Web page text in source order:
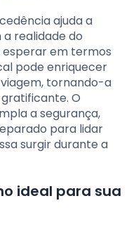
ajuda a
realidade do
esperar em termos
pode enriquecer
tornando-a
O
a segurança,
para lidar
surgir durante a
ideal para sua